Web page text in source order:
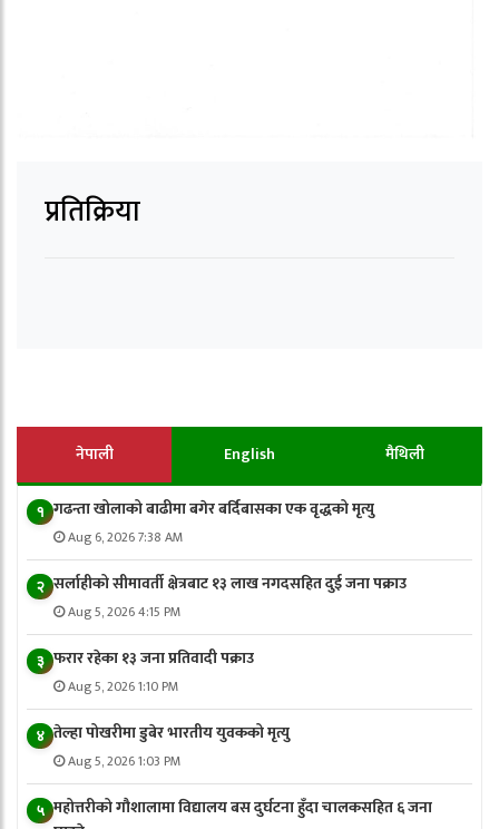
प्रतिक्रिया
नेपाली English मैथिली
१ गढन्ता खोलाको बाढीमा बगेर बर्दिबासका एक वृद्धको मृत्यु
Aug 6, 2026 7:38 AM
२ सर्लाहीको सीमावर्ती क्षेत्रबाट १३ लाख नगदसहित दुई जना पक्राउ
Aug 5, 2026 4:15 PM
३ फरार रहेका १३ जना प्रतिवादी पक्राउ
Aug 5, 2026 1:10 PM
४ तेल्हा पोखरीमा डुबेर भारतीय युवकको मृत्यु
Aug 5, 2026 1:03 PM
५ महोत्तरीको गौशालामा विद्यालय बस दुर्घटना हुँदा चालकसहित ६ जना